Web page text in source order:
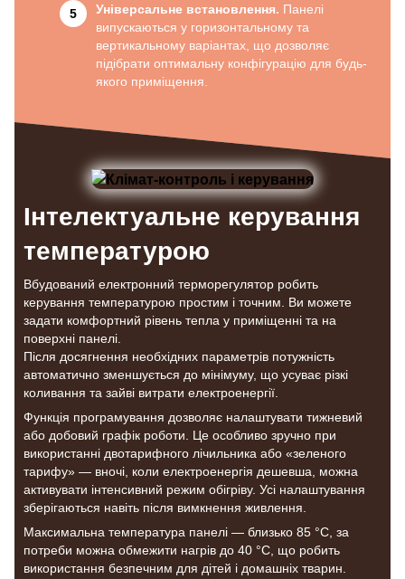
Універсальне встановлення. Панелі
випускаються у горизонтальному та
вертикальному варіантах, що дозволяє
підібрати оптимальну конфігурацію для будь-
якого приміщення.
Інтелектуальне керування
температурою
Вбудований електронний терморегулятор робить
керування температурою простим і точним. Ви можете
задати комфортний рівень тепла у приміщенні та на
поверхні панелі.
Після досягнення необхідних параметрів потужність
автоматично зменшується до мінімуму, що усуває різкі
коливання та зайві витрати електроенергії.
Функція програмування дозволяє налаштувати тижневий
або добовий графік роботи. Це особливо зручно при
використанні двотарифного лічильника або «зеленого
тарифу» — вночі, коли електроенергія дешевша, можна
активувати інтенсивний режим обігріву. Усі налаштування
зберігаються навіть після вимкнення живлення.
Максимальна температура панелі — близько 85 °C, за
потреби можна обмежити нагрів до 40 °C, що робить
використання безпечним для дітей і домашніх тварин.